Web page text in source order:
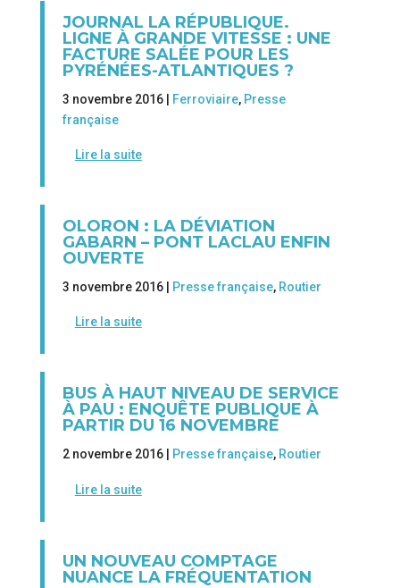
JOURNAL LA RÉPUBLIQUE.
LIGNE À GRANDE VITESSE : UNE
FACTURE SALÉE POUR LES
PYRÉNÉES-ATLANTIQUES ?
3 novembre 2016 | Ferroviaire, Presse
française
Lire la suite
OLORON : LA DÉVIATION
GABARN – PONT LACLAU ENFIN
OUVERTE
3 novembre 2016 | Presse française, Routier
Lire la suite
BUS À HAUT NIVEAU DE SERVICE
À PAU : ENQUÊTE PUBLIQUE À
PARTIR DU 16 NOVEMBRE
2 novembre 2016 | Presse française, Routier
Lire la suite
UN NOUVEAU COMPTAGE
NUANCE LA FRÉQUENTATION